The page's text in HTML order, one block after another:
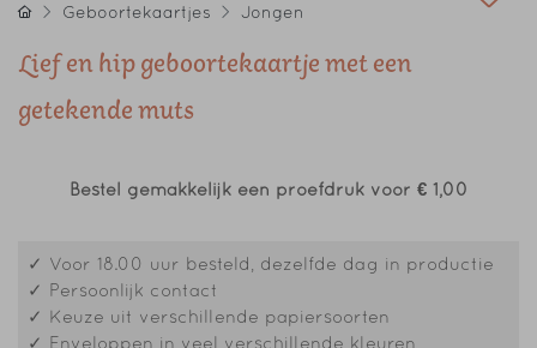
Geboortekaartjes Jongen
Lief en hip geboortekaartje met een
getekende muts
Bestel gemakkelijk een proefdruk voor € 1,00
✓ Voor 18.00 uur besteld, dezelfde dag in productie
✓ Persoonlijk contact
✓ Keuze uit verschillende papiersoorten
✓ Enveloppen in veel verschillende kleuren